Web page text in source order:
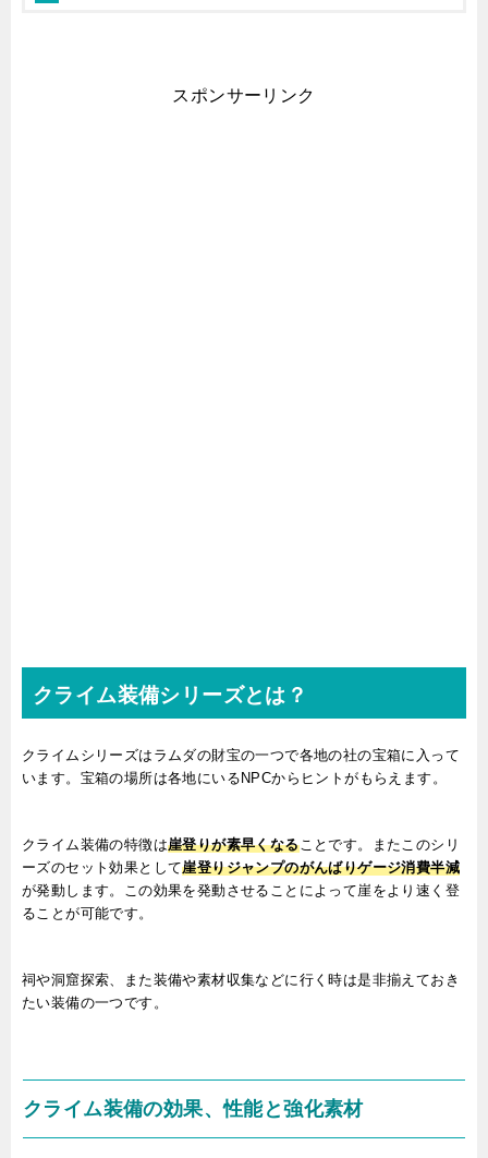
スポンサーリンク
クライム装備シリーズとは？
クライムシリーズはラムダの財宝の一つで各地の社の宝箱に入って
います。宝箱の場所は各地にいるNPCからヒントがもらえます。
クライム装備の特徴は崖登りが素早くなることです。またこのシリ
ーズのセット効果として崖登りジャンプのがんばりゲージ消費半減
が発動します。この効果を発動させることによって崖をより速く登
ることが可能です。
祠や洞窟探索、また装備や素材収集などに行く時は是非揃えておき
たい装備の一つです。
クライム装備の効果、性能と強化素材